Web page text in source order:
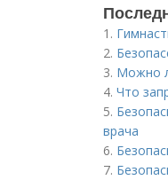
1.
2.
3. Можно
4. Что
5.
врача
6.
7.